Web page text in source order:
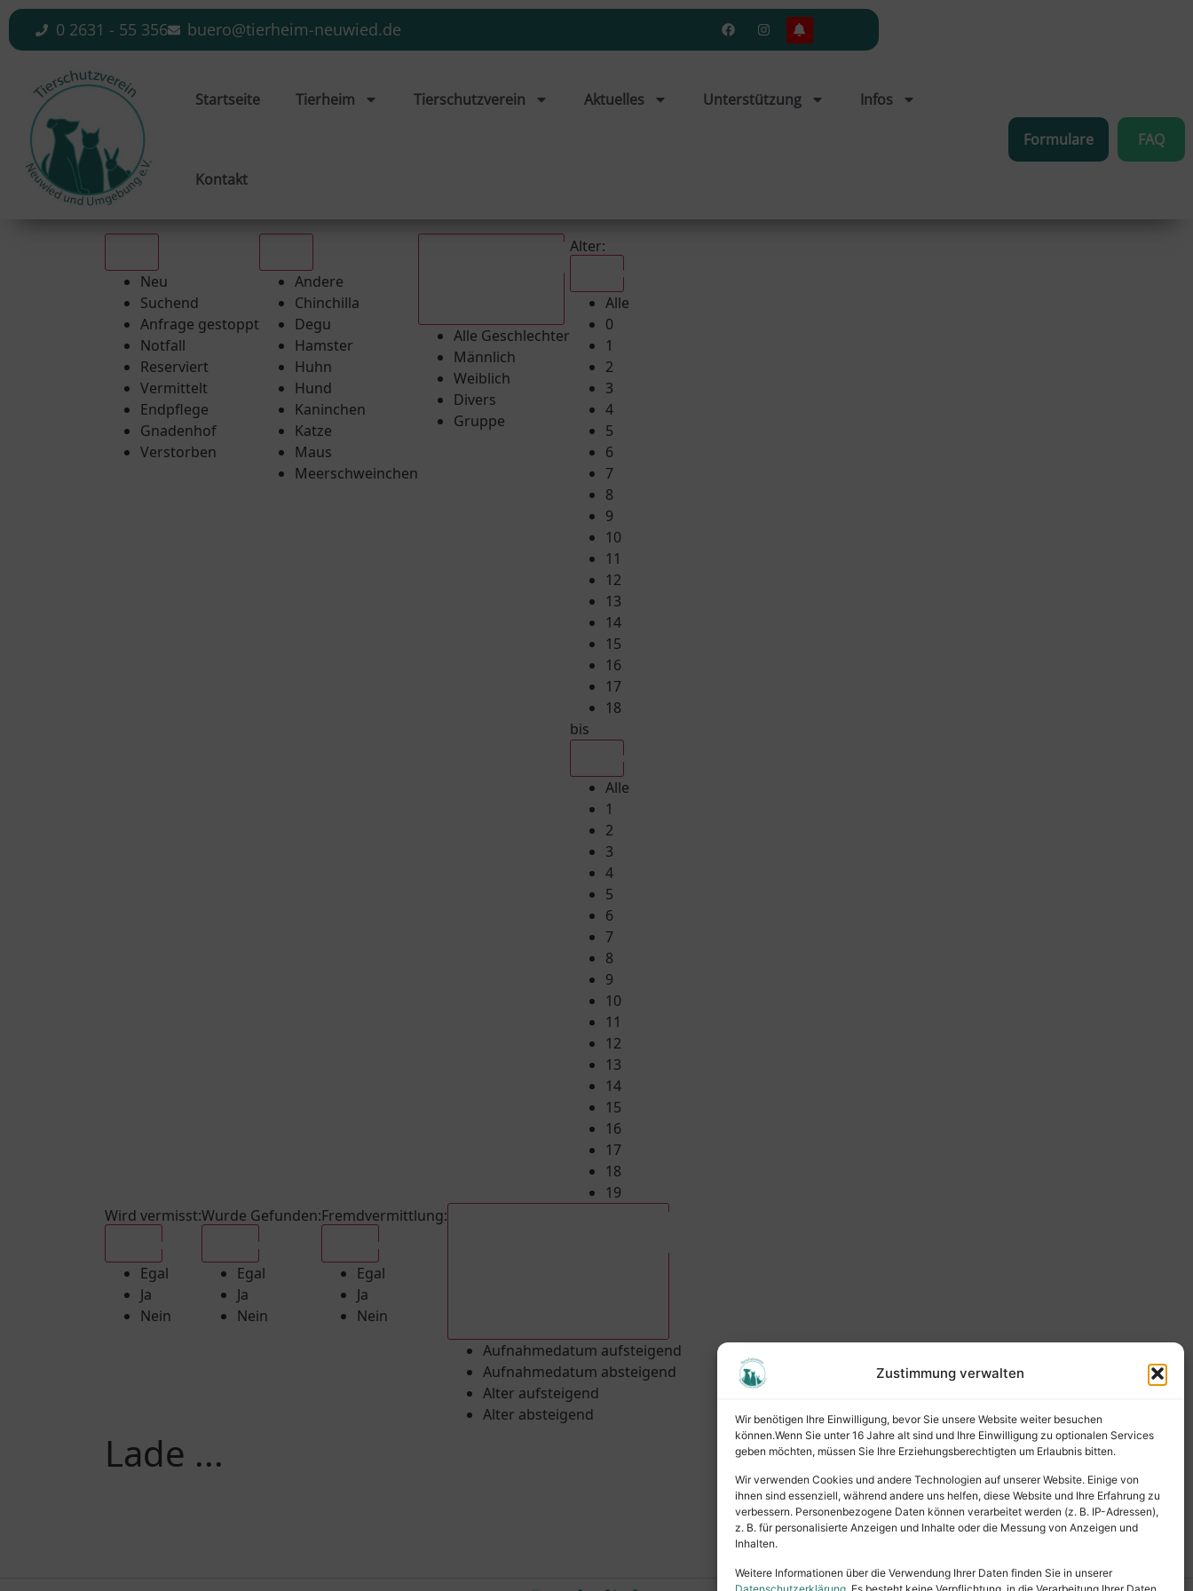
Zustimmung verwalten
Wir benötigen Ihre Einwilligung, bevor Sie unsere Website weiter besuchen
können.Wenn Sie unter 16 Jahre alt sind und Ihre Einwilligung zu optionalen Services
geben möchten, müssen Sie Ihre Erziehungsberechtigten um Erlaubnis bitten.
Wir verwenden Cookies und andere Technologien auf unserer Website. Einige von
ihnen sind essenziell, während andere uns helfen, diese Website und Ihre Erfahrung zu
verbessern. Personenbezogene Daten können verarbeitet werden (z. B. IP-Adressen),
z. B. für personalisierte Anzeigen und Inhalte oder die Messung von Anzeigen und
Inhalten.
Weitere Informationen über die Verwendung Ihrer Daten finden Sie in unserer
0 2631 - 55 356 buero@tierheim-neuwied.de
Startseite Tierheim Tierschutzverein Aktuelles Unterstützung Infos
Kontakt
Formulare FAQ
Neu
Suchend
Anfrage gestoppt
Notfall
Reserviert
Vermittelt
Endpflege
Gnadenhof
Verstorben
Andere
Chinchilla
Degu
Hamster
Huhn
Hund
Kaninchen
Katze
Maus
Meerschweinchen
Alle Geschlechter
Männlich
Weiblich
Divers
Gruppe
Alter:
Alle
0
1
2
3
4
5
6
7
8
9
10
11
12
13
14
15
16
17
18
bis
Alle
1
2
3
4
5
6
7
8
9
10
11
12
13
14
15
16
17
18
19
Wird vermisst:
Egal
Ja
Nein
Wurde Gefunden:
Egal
Ja
Nein
Fremdvermittlung:
Egal
Ja
Nein
Aufnahmedatum aufsteigend
Aufnahmedatum absteigend
Alter aufsteigend
Alter absteigend
Lade ...